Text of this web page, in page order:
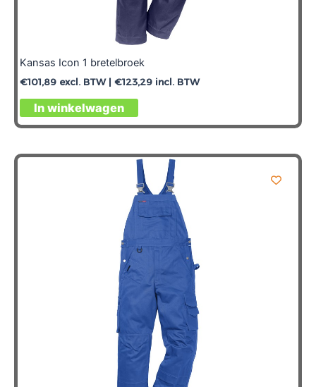
Kansas Icon 1 bretelbroek
€101,89 excl. BTW | €123,29 incl. BTW
In winkelwagen